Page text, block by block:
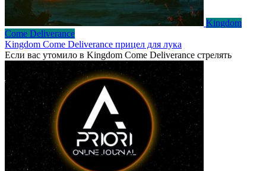
Kingdom
Come Deliverance
Kingdom Come Deliverance прицел для лука
Если вас утомило в Kingdom Come Deliverance стрелять